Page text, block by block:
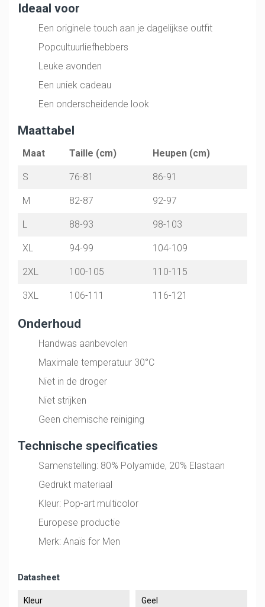
Ideaal voor
Een originele touch aan je dagelijkse outfit
Popcultuurliefhebbers
Leuke avonden
Een uniek cadeau
Een onderscheidende look
Maattabel
Maat Taille (cm) Heupen (cm)
S 76-81 86-91
M 82-87 92-97
L 88-93 98-103
XL 94-99 104-109
2XL 100-105 110-115
3XL 106-111 116-121
Onderhoud
Handwas aanbevolen
Maximale temperatuur 30°C
Niet in de droger
Niet strijken
Geen chemische reiniging
Technische specificaties
Samenstelling: 80% Polyamide, 20% Elastaan
Gedrukt materiaal
Kleur: Pop-art multicolor
Europese productie
Merk: Anaïs for Men
Datasheet
Kleur Geel